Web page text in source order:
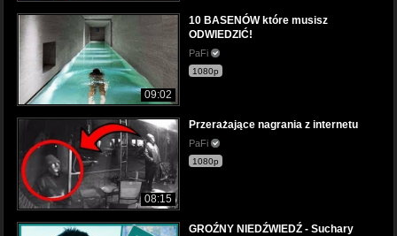
09:02
10 BASENÓW które musisz
ODWIEDZIĆ!
PaFi
1080p
08:15
Przerażające nagrania z internetu
PaFi
1080p
GROŹNY NIEDŹWIEDŹ - Suchary